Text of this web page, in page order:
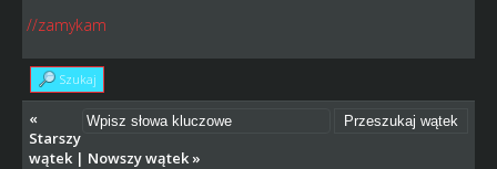
//zamykam
Szukaj
«
Starszy
wątek| Nowszy wątek»